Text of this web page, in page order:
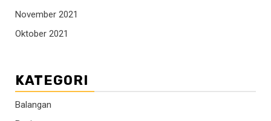
November 2021
Oktober 2021
KATEGORI
Balangan